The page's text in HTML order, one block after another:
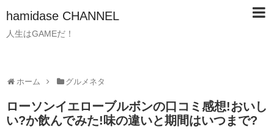
hamidase CHANNEL
人生はGAMEだ！
ホーム グルメネタ
ローソンイエローブルボンの口コミ感想!おいし
い?か飲んでみた!味の違いと期間はいつまで?